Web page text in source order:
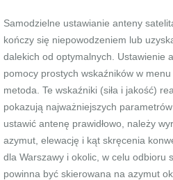
Samodzielne ustawianie anteny
kończy się niepowodzeniem lub
dalekich od optymalnych. Ustawienie
pomocy prostych wskaźników w
metoda. Te wskaźniki (siła i jakość)
pokazują najważniejszych
ustawić antenę prawidłowo, należy
azymut, elewację i kąt skręcenia
dla Warszawy i okolic, w celu odbioru
powinna być skierowana na azymut